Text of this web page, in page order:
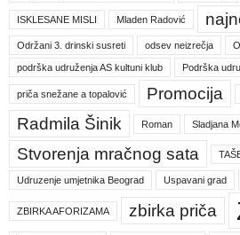
ISKLESANE MISLI Mladen Radović
Održani 3. drinski susreti odsev neizrečja
podrška udruženja AS kultuni klub Podrška
priča snežane a topalović Promocija
Radmila Šinik Roman Sladjana
Stvorenja mračnog sata
Udruzenje umjetnika Beograd Uspavani grad
ZBIRKA AFORIZAMA zbirka priča